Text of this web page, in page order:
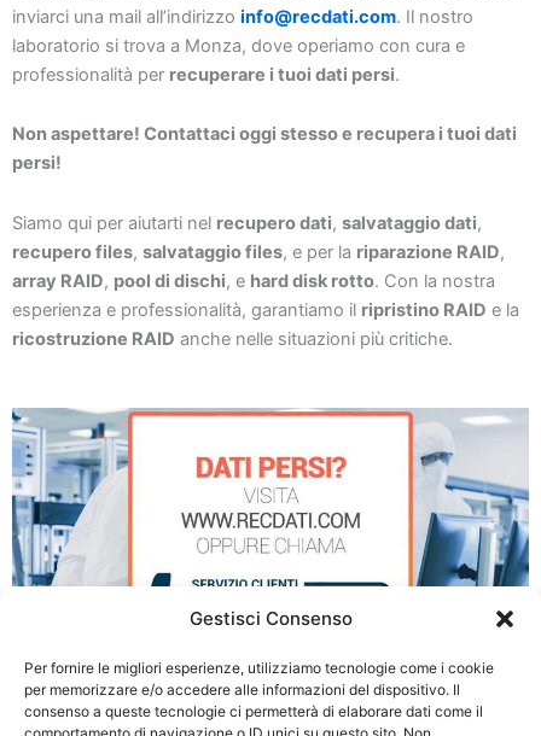
Gestisci Consenso
Per fornire le migliori esperienze, utilizziamo tecnologie come i cookie
per memorizzare e/o accedere alle informazioni del dispositivo. Il
consenso a queste tecnologie ci permetterà di elaborare dati come il
inviarci una mail all’indirizzo info@recdati.com. Il nostro
laboratorio si trova a Monza, dove operiamo con cura e
professionalità per recuperare i tuoi dati persi.
Non aspettare! Contattaci oggi stesso e recupera i tuoi dati
persi!
Siamo qui per aiutarti nel recupero dati, salvataggio dati,
recupero files, salvataggio files, e per la riparazione RAID,
array RAID, pool di dischi, e hard disk rotto. Con la nostra
esperienza e professionalità, garantiamo il ripristino RAID e la
ricostruzione RAID anche nelle situazioni più critiche.
Recupero Dati da RAID a Monza